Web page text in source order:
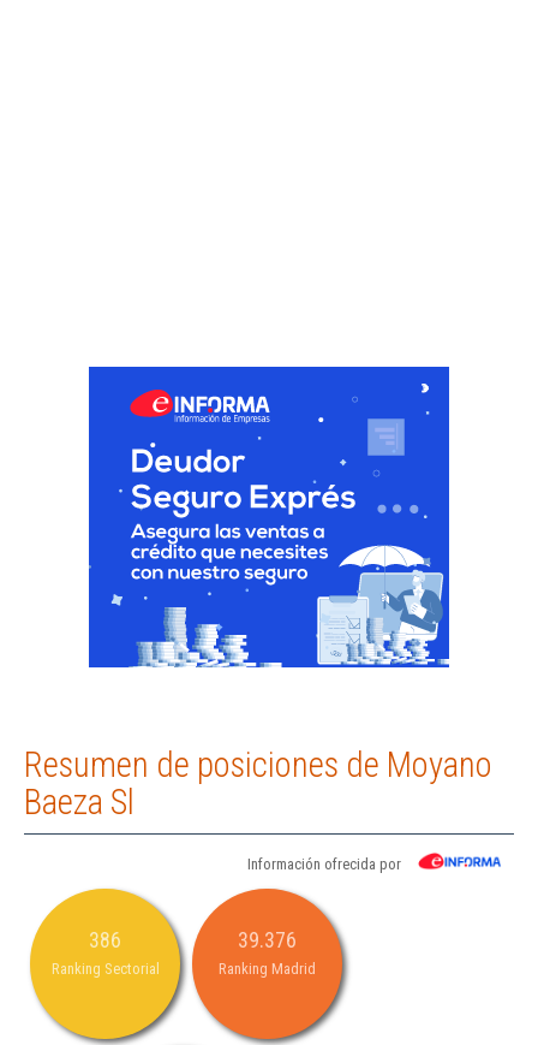
Resumen de posiciones de Moyano
Baeza Sl
Información ofrecida por
386
Ranking Sectorial
39.376
Ranking Madrid